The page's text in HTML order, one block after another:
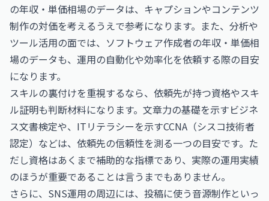
の年収・単価相場のデータは、キャプションやコンテンツ
制作の対価を考えるうえで参考になります。また、分析や
ツール活用の面では、 ソフトウェア作成者の年収・単価相
場のデータも、運用の自動化や効率化を依頼する際の目安
になります。
スキルの裏付けを重視するなら、依頼先が持つ資格やスキ
ル証明も判断材料になります。文章力の基礎を示すビジネ
ス文書検定や、ITリテラシーを示すCCNA（シスコ技術者
認定） などは、依頼先の信頼性を測る一つの目安です。た
だし資格はあくまで補助的な指標であり、実際の運用実績
のほうが重要であることは言うまでもありません。
さらに、SNS運用の周辺には、投稿に使う音源制作といっ